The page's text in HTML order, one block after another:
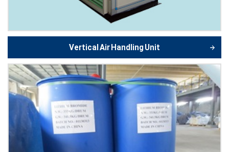
Vertical Air Handling Unit